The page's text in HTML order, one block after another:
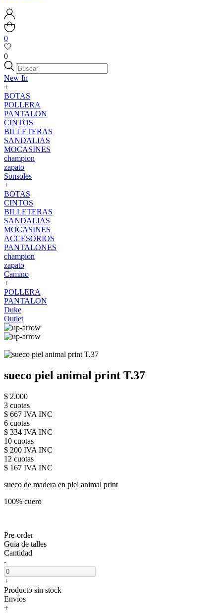
0
0
New In
+
BOTAS
POLLERA
PANTALON
CINTOS
BILLETERAS
SANDALIAS
MOCASINES
champion
zapato
Sonsoles
+
BOTAS
CINTOS
BILLETERAS
SANDALIAS
MOCASINES
ACCESORIOS
PANTALONES
champion
zapato
Camino
+
POLLERA
PANTALON
Duke
Outlet
sueco piel animal print T.37
$ 2.000
3 cuotas
$ 667 IVA INC
6 cuotas
$ 334 IVA INC
10 cuotas
$ 200 IVA INC
12 cuotas
$ 167 IVA INC
sueco de madera en piel animal print
100% cuero
Pre-order
Guía de talles
Cantidad
-
+
Producto sin stock
Envíos
+